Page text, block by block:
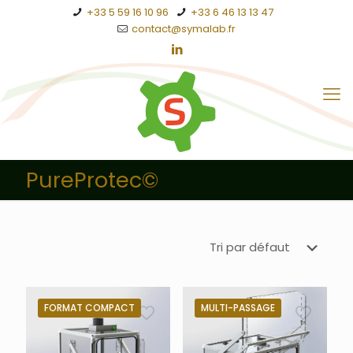
+33 5 59 16 10 96
+33 6 46 13 13 47
contact@symalab.fr
PureProtec©
FORMAT COMPACT MULTI-PASSAGE